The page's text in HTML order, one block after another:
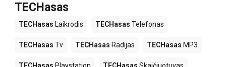
TECHasas
TECHasas Laikrodis TECHasas Telefonas
TECHasas Tv TECHasas Radijas TECHasas MP3